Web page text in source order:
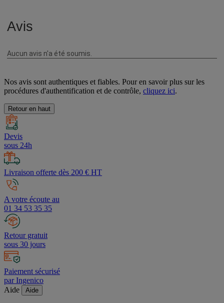
Nos avis sont authentiques et fiables. Pour en savoir plus sur les
procédures d'authentification et de contrôle, cliquez ici.
Retour en haut
Devis
sous 24h
Livraison offerte dès 200 € HT
A votre écoute au
01 34 53 35 35
Retour gratuit
sous 30 jours
Paiement sécurisé
par Ingenico
Aide
Aide